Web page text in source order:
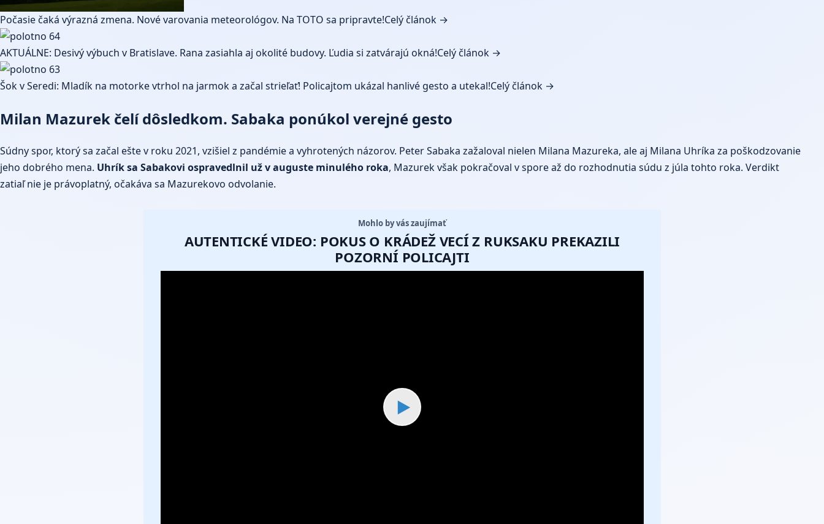
Počasie čaká výrazná zmena. Nové varovania meteorológov. Na TOTO sa pripravte!Celý článok →
AKTUÁLNE: Desivý výbuch v Bratislave. Rana zasiahla aj okolité budovy. Ľudia si zatvárajú okná!Celý článok →
Šok v Seredi: Mladík na motorke vtrhol na jarmok a začal strieľať! Policajtom ukázal hanlivé gesto a utekal!Celý článok →
Milan Mazurek čelí dôsledkom. Sabaka ponúkol verejné gesto
Súdny spor, ktorý sa začal ešte v roku 2021, vzišiel z pandémie a vyhrotených názorov. Peter Sabaka zažaloval nielen Milana Mazureka, ale aj Milana Uhríka za poškodzovanie
jeho dobrého mena. Uhrík sa Sabakovi ospravedlnil už v auguste minulého roka, Mazurek však pokračoval v spore až do rozhodnutia súdu z júla tohto roka. Verdikt
zatiaľ nie je právoplatný, očakáva sa Mazurekovo odvolanie.
Mohlo by vás zaujímať
AUTENTICKÉ VIDEO: POKUS O KRÁDEŽ VECÍ Z RUKSAKU PREKAZILI
POZORNÍ POLICAJTI
▶